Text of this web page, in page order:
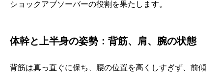
ショックアブソーバーの役割を果たします。
体幹と上半身の姿勢：背筋、肩、腕の状態
背筋は真っ直ぐに保ち、腰の位置を高くしすぎず、前傾